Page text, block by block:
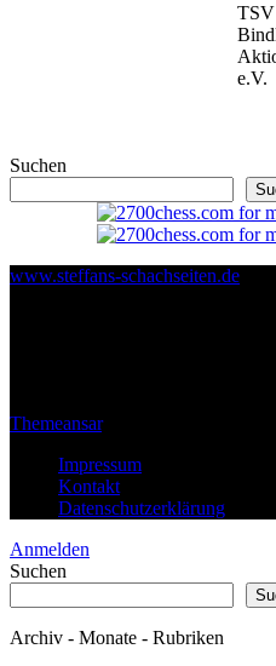
TSV
e.V.
Suchen
www.steffans-schachseiten.de
Themeansar.
Impressum
Kontakt
Datenschutzerklärung
Anmelden
Suchen
Archiv - Monate - Rubriken